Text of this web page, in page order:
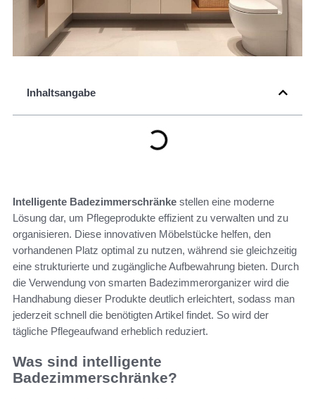
Inhaltsangabe
Intelligente Badezimmerschränke stellen eine moderne
Lösung dar, um Pflegeprodukte effizient zu verwalten und zu
organisieren. Diese innovativen Möbelstücke helfen, den
vorhandenen Platz optimal zu nutzen, während sie gleichzeitig
eine strukturierte und zugängliche Aufbewahrung bieten. Durch
die Verwendung von smarten Badezimmerorganizer wird die
Handhabung dieser Produkte deutlich erleichtert, sodass man
jederzeit schnell die benötigten Artikel findet. So wird der
tägliche Pflegeaufwand erheblich reduziert.
Was sind intelligente
Badezimmerschränke?